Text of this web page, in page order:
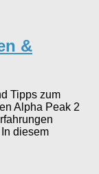
&
Tipps zum
Alpha Peak 2
diesem